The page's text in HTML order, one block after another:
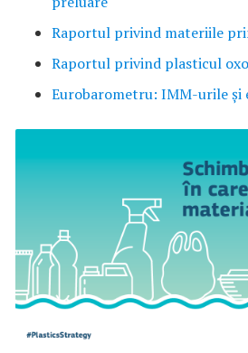
Raportul privind materiile
Raportul privind plasticul
Eurobarometru: IMM-urile și